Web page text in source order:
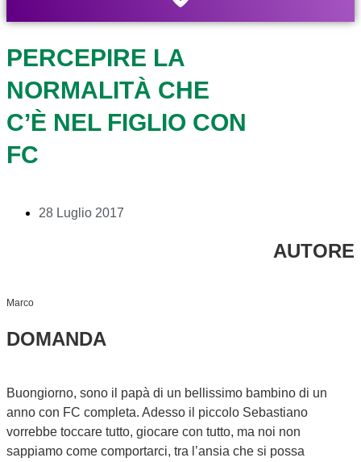
PERCEPIRE LA
NORMALITÀ CHE
C’È NEL FIGLIO CON
FC
28 Luglio 2017
AUTORE
Marco
DOMANDA
Buongiorno, sono il papà di un bellissimo bambino di un
anno con FC completa. Adesso il piccolo Sebastiano
vorrebbe toccare tutto, giocare con tutto, ma noi non
sappiamo come comportarci, tra l’ansia che si possa